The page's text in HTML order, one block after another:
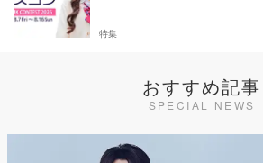
特集
おすすめ記事
SPECIAL NEWS